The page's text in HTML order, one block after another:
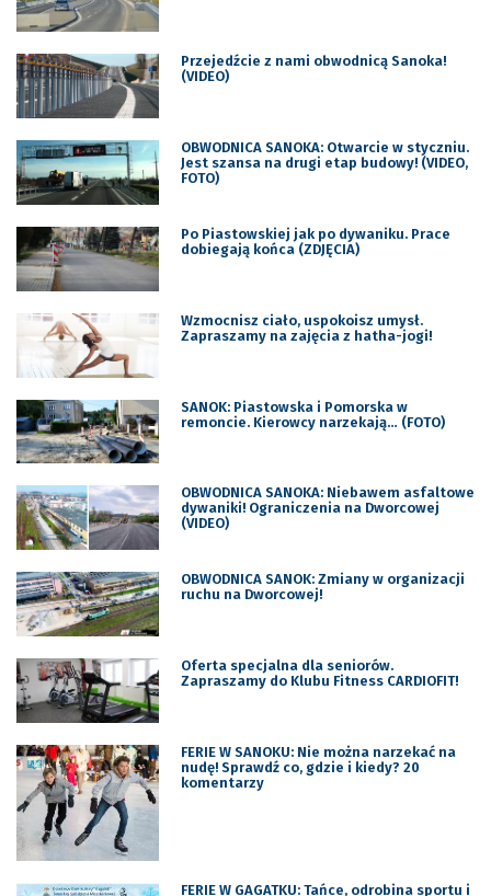
Przejedźcie z nami obwodnicą Sanoka!
(VIDEO)
OBWODNICA SANOKA: Otwarcie w styczniu.
Jest szansa na drugi etap budowy! (VIDEO,
FOTO)
Po Piastowskiej jak po dywaniku. Prace
dobiegają końca (ZDJĘCIA)
Wzmocnisz ciało, uspokoisz umysł.
Zapraszamy na zajęcia z hatha-jogi!
SANOK: Piastowska i Pomorska w
remoncie. Kierowcy narzekają… (FOTO)
OBWODNICA SANOKA: Niebawem asfaltowe
dywaniki! Ograniczenia na Dworcowej
(VIDEO)
OBWODNICA SANOK: Zmiany w organizacji
ruchu na Dworcowej!
Oferta specjalna dla seniorów.
Zapraszamy do Klubu Fitness CARDIOFIT!
FERIE W SANOKU: Nie można narzekać na
nudę! Sprawdź co, gdzie i kiedy? 20
komentarzy
FERIE W GAGATKU: Tańce, odrobina sportu i